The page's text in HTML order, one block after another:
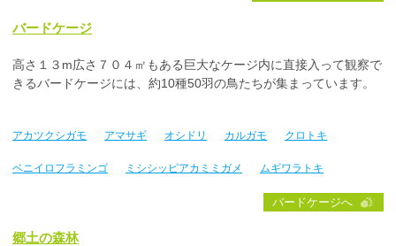
バードケージ
高さ１３m広さ７０４㎡もある巨大なケージ内に直接入って観察で
きるバードケージには、約10種50羽の鳥たちが集まっています。
アカツクシガモ アマサギ オシドリ カルガモ クロトキ
ベニイロフラミンゴ ミシシッピアカミミガメ ムギワラトキ
バードケージへ
郷土の森林